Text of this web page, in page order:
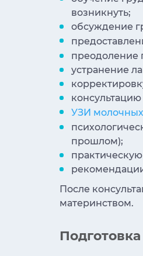
возникнуть;
обсуждение
преодоление
устранение
УЗИ
прошлом);
После
материнством.